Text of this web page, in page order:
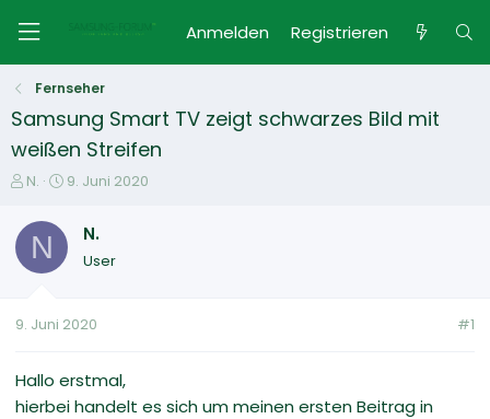
Anmelden Registrieren
Fernseher
Samsung Smart TV zeigt schwarzes Bild mit
weißen Streifen
E
s
e
e
N.
E
t
t
m
9. Juni 2020
N N.
User
9. Juni 2020 #1
Hallo erstmal,
hierbei handelt es sich um meinen ersten Beitrag in